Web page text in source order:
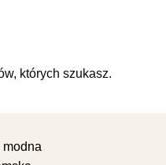
których szukasz.